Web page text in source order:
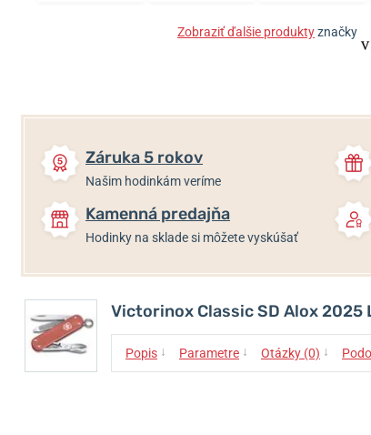
Zobraziť ďalšie produktyznačky
Záruka 5 rokov
Našim hodinkám veríme
Kamenná predajňa
Hodinky na sklade si môžete vyskúšať
Victorinox Classic SD Alox 2025
Popis ↓ Parametre ↓ Otázky (0) ↓